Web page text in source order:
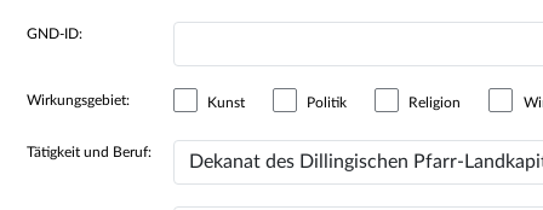
GND-ID:
Wirkungsgebiet: Kunst Politik Religion
Tätigkeit und Beruf: